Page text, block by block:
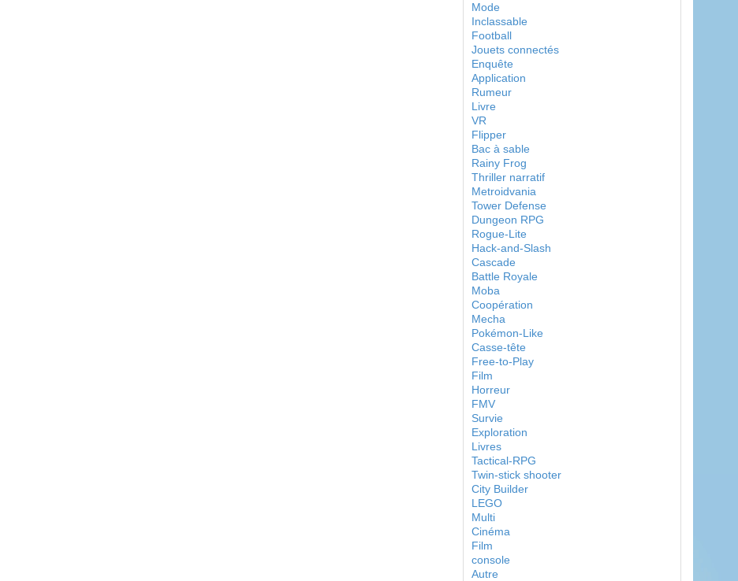
Mode
Inclassable
Football
Jouets connectés
Enquête
Application
Rumeur
Livre
VR
Flipper
Bac à sable
Rainy Frog
Thriller narratif
Metroidvania
Tower Defense
Dungeon RPG
Rogue-Lite
Hack-and-Slash
Cascade
Battle Royale
Moba
Coopération
Mecha
Pokémon-Like
Casse-tête
Free-to-Play
Film
Horreur
FMV
Survie
Exploration
Livres
Tactical-RPG
Twin-stick shooter
City Builder
LEGO
Multi
Cinéma
Film
console
Autre